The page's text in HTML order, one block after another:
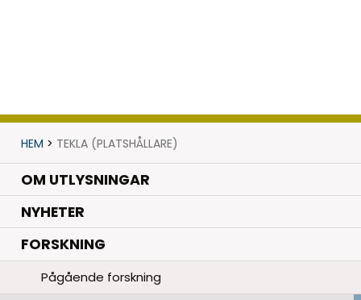
HEM > TEKLA (PLATSHÅLLARE)
OM UTLYSNINGAR
NYHETER.
FORSKNING.
Pågående forskning